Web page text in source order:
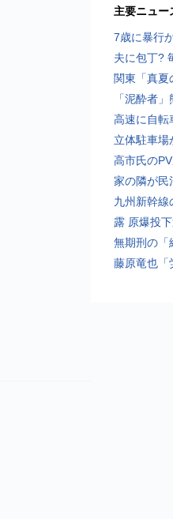
主要ニュー
7歳に暴行
夫に包丁?
関東「真夏
「泥酔者
高速に自転
立体駐車場
高市氏の
家の隣が民
九州新幹線
露 原爆投
無期刑の「
藤原竜也「